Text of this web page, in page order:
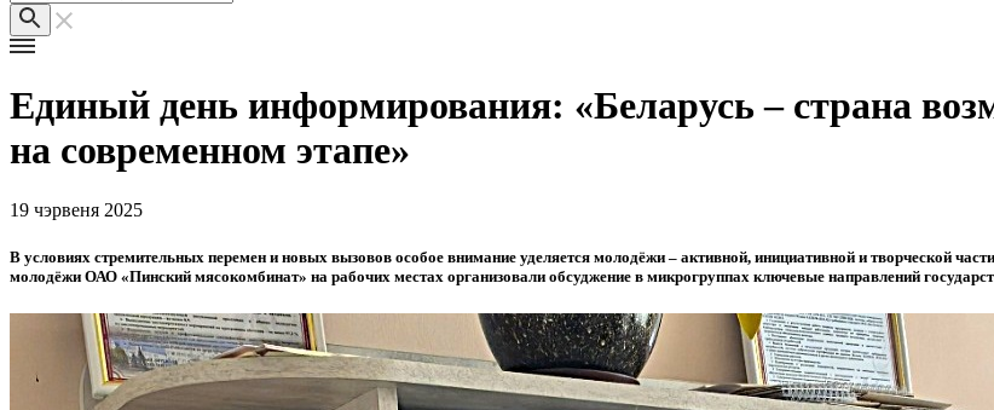
Единый день информирования: «Беларусь – страна
на современном этапе»
19 чэрвеня 2025
В условиях стремительных перемен и новых вызовов особое внимание уделяется молодёжи – активной, инициативной и творческой
молодёжи ОАО «Пинский мясокомбинат» на рабочих местах организовали обсуджение в микрогруппах ключевые направлений